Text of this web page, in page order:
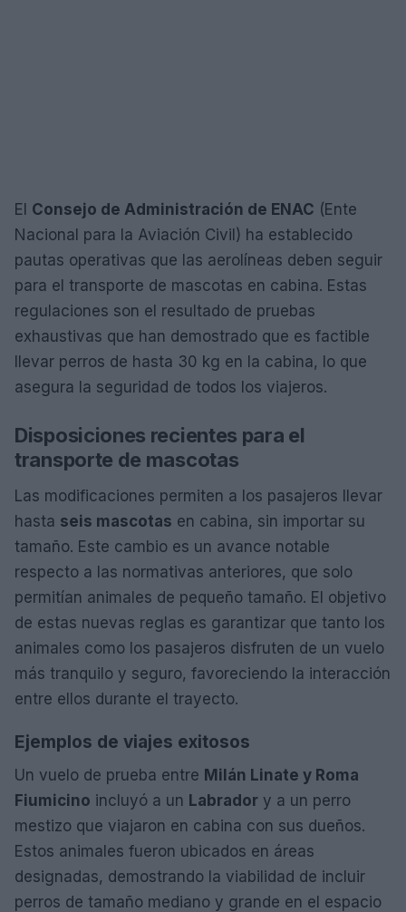
El Consejo de Administración de ENAC (Ente
Nacional para la Aviación Civil) ha establecido
pautas operativas que las aerolíneas deben seguir
para el transporte de mascotas en cabina. Estas
regulaciones son el resultado de pruebas
exhaustivas que han demostrado que es factible
llevar perros de hasta 30 kg en la cabina, lo que
asegura la seguridad de todos los viajeros.
Disposiciones recientes para el
transporte de mascotas
Las modificaciones permiten a los pasajeros llevar
hasta seis mascotas en cabina, sin importar su
tamaño. Este cambio es un avance notable
respecto a las normativas anteriores, que solo
permitían animales de pequeño tamaño. El objetivo
de estas nuevas reglas es garantizar que tanto los
animales como los pasajeros disfruten de un vuelo
más tranquilo y seguro, favoreciendo la interacción
entre ellos durante el trayecto.
Ejemplos de viajes exitosos
Un vuelo de prueba entre Milán Linate y Roma
Fiumicino incluyó a un Labrador y a un perro
mestizo que viajaron en cabina con sus dueños.
Estos animales fueron ubicados en áreas
designadas, demostrando la viabilidad de incluir
perros de tamaño mediano y grande en el espacio